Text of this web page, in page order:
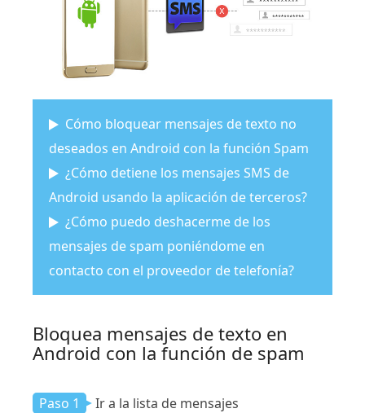
Cómo bloquear mensajes de texto no
deseados en Android con la función Spam
¿Cómo detiene los mensajes SMS de
Android usando la aplicación de terceros?
¿Cómo puedo deshacerme de los
mensajes de spam poniéndome en
contacto con el proveedor de telefonía?
Bloquea mensajes de texto en
Android con la función de spam
Paso 1 Ir a la lista de mensajes